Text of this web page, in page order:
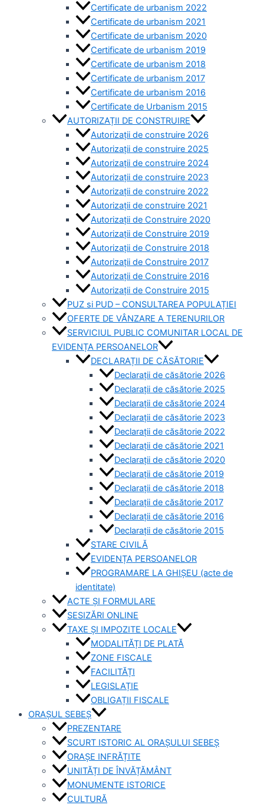
Certificate de urbanism 2022
Certificate de urbanism 2021
Certificate de urbanism 2020
Certificate de urbanism 2019
Certificate de urbanism 2018
Certificate de urbanism 2017
Certificate de urbanism 2016
Certificate de Urbanism 2015
AUTORIZAȚII DE CONSTRUIRE
Autorizații de construire 2026
Autorizații de construire 2025
Autorizații de construire 2024
Autorizații de construire 2023
Autorizații de construire 2022
Autorizații de construire 2021
Autorizații de Construire 2020
Autorizații de Construire 2019
Autorizaţii de Construire 2018
Autorizaţii de Construire 2017
Autorizaţii de Construire 2016
Autorizaţii de Construire 2015
PUZ si PUD – CONSULTAREA POPULAȚIEI
OFERTE DE VÂNZARE A TERENURILOR
SERVICIUL PUBLIC COMUNITAR LOCAL DE
EVIDENȚA PERSOANELOR
DECLARAȚII DE CĂSĂTORIE
Declarații de căsătorie 2026
Declarații de căsătorie 2025
Declarații de căsătorie 2024
Declarații de căsătorie 2023
Declarații de căsătorie 2022
Declarații de căsătorie 2021
Declarații de căsătorie 2020
Declarații de căsătorie 2019
Declarații de căsătorie 2018
Declarații de căsătorie 2017
Declarații de căsătorie 2016
Declarații de căsătorie 2015
STARE CIVILĂ
EVIDENȚA PERSOANELOR
PROGRAMARE LA GHIȘEU (acte de
identitate)
ACTE ȘI FORMULARE
SESIZĂRI ONLINE
TAXE ȘI IMPOZITE LOCALE
MODALITĂȚI DE PLATĂ
ZONE FISCALE
FACILITĂȚI
LEGISLAȚIE
OBLIGAȚII FISCALE
ORAȘUL SEBEȘ
PREZENTARE
SCURT ISTORIC AL ORAȘULUI SEBEȘ
ORAȘE INFRĂȚITE
UNITĂȚI DE ÎNVĂȚĂMÂNT
MONUMENTE ISTORICE
CULTURĂ